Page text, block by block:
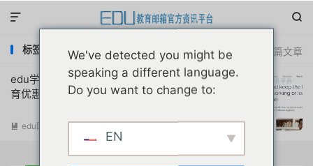


共 1 篇文章
标签：prezi教育注册教程
edu学生教育邮箱prezi免费注册教育版教
育优惠申请教程
 edu国外优惠 阅读(5057)
We've detected you might be
speaking a different language.
Do you want to change to:
EN